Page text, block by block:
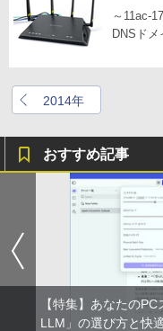
～11ac-
DNSド
2014年
おすすめ記事
【特集】あなたの
LLM」の選び方と快